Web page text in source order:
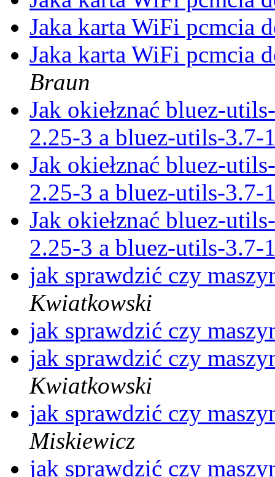
Jaka karta WiFi pcmcia
Jaka karta WiFi pcmcia
Braun
Jak okiełznać bluez-
2.25-3 a bluez-utils-
Jak okiełznać bluez-
2.25-3 a bluez-utils-
Jak okiełznać bluez-
2.25-3 a bluez-utils-
jak sprawdzić czy
Kwiatkowski
jak sprawdzić czy
jak sprawdzić czy
Kwiatkowski
jak sprawdzić czy
Miskiewicz
jak sprawdzić czy